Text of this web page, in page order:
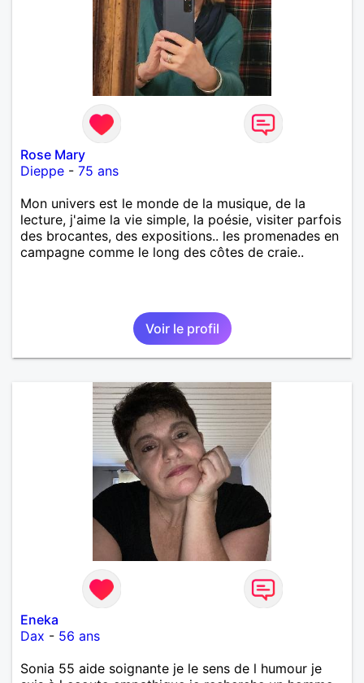
Rose Mary
Dieppe - 75 ans
Mon univers est le monde de la musique, de la
lecture, j'aime la vie simple, la poésie, visiter parfois
des brocantes, des expositions.. les promenades en
campagne comme le long des côtes de craie..
Voir le profil
Eneka
Dax - 56 ans
Sonia 55 aide soignante je le sens de l humour je